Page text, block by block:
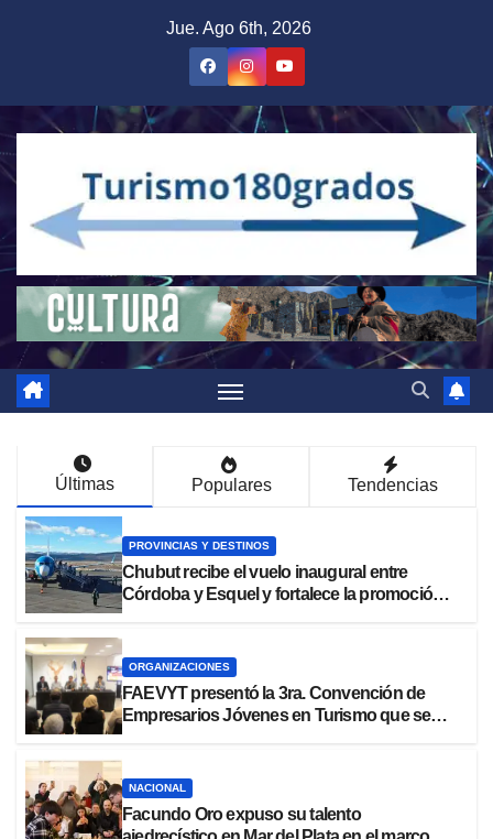
Jue. Ago 6th, 2026
Últimas Populares Tendencias
PROVINCIAS Y DESTINOS
Chubut recibe el vuelo inaugural entre
Córdoba y Esquel y fortalece la promoción
ORGANIZACIONES
FAEVYT presentó la 3ra. Convención de
Empresarios Jóvenes en Turismo que se
NACIONAL
Facundo Oro expuso su talento